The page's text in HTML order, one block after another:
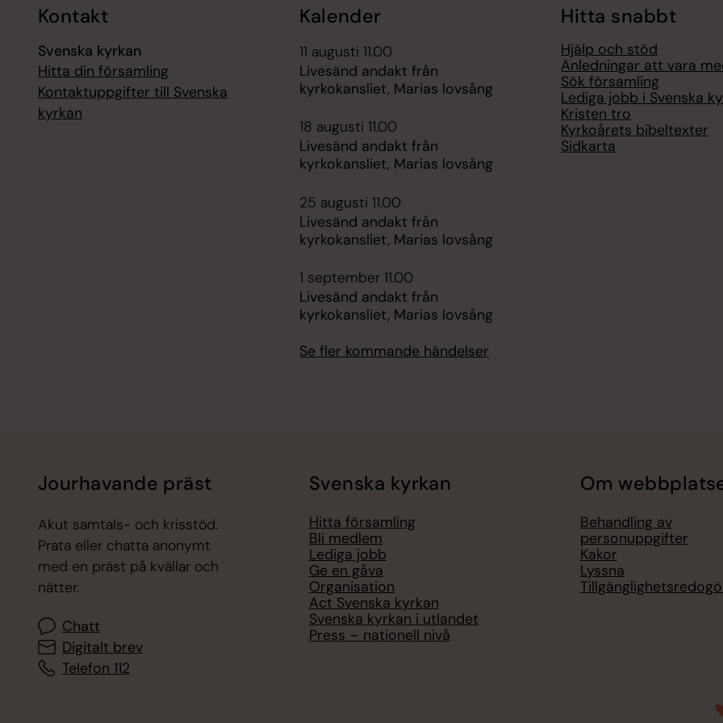
Kontakt
Svenska kyrkan
Hitta din församling
Kontaktuppgifter till Svenska
kyrkan
Kalender
11 augusti 11.00
Livesänd andakt från
kyrkokansliet, Marias lovsång
18 augusti 11.00
Livesänd andakt från
kyrkokansliet, Marias lovsång
25 augusti 11.00
Livesänd andakt från
kyrkokansliet, Marias lovsång
1 september 11.00
Livesänd andakt från
kyrkokansliet, Marias lovsång
Se fler kommande händelser
Hitta snabbt
Hjälp och stöd
Anledningar att vara
Sök församling
Lediga jobb i Svenska
Kristen tro
Kyrkoårets bibeltexter
Sidkarta
Jourhavande präst
Akut samtals- och krisstöd.
Prata eller chatta anonymt
med en präst på kvällar och
nätter.
Chatt
Digitalt brev
Telefon 112
Svenska kyrkan
Hitta församling
Bli medlem
Lediga jobb
Ge en gåva
Organisation
Act Svenska kyrkan
Svenska kyrkan i utlandet
Press – nationell nivå
Om
Behandling av
personuppgifter
Kakor
Lyssna